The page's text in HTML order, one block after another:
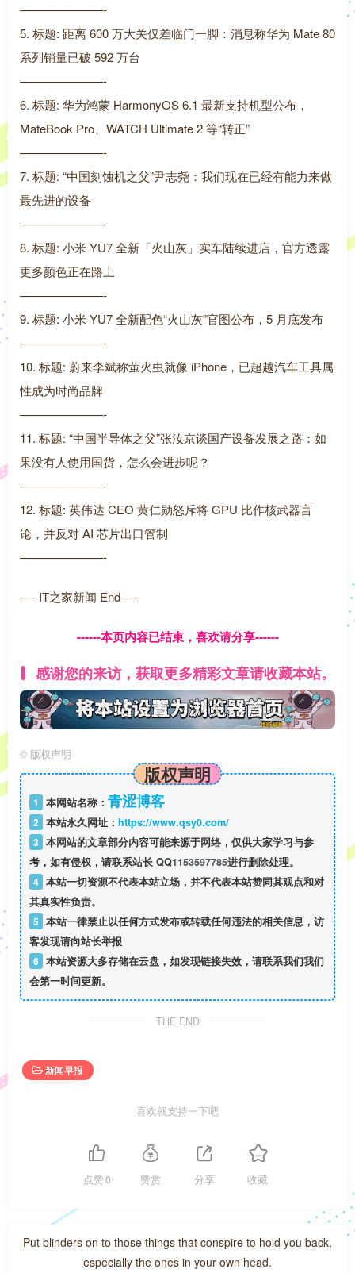
———————-
5. 标题: 距离 600 万大关仅差临门一脚：消息称华为 Mate 80
系列销量已破 592 万台
———————-
6. 标题: 华为鸿蒙 HarmonyOS 6.1 最新支持机型公布，
MateBook Pro、WATCH Ultimate 2 等“转正”
———————-
7. 标题: “中国刻蚀机之父”尹志尧：我们现在已经有能力来做
最先进的设备
———————-
8. 标题: 小米 YU7 全新「火山灰」实车陆续进店，官方透露
更多颜色正在路上
———————-
9. 标题: 小米 YU7 全新配色“火山灰”官图公布，5 月底发布
———————-
10. 标题: 蔚来李斌称萤火虫就像 iPhone，已超越汽车工具属
性成为时尚品牌
———————-
11. 标题: “中国半导体之父”张汝京谈国产设备发展之路：如
果没有人使用国货，怎么会进步呢？
———————-
12. 标题: 英伟达 CEO 黄仁勋怒斥将 GPU 比作核武器言
论，并反对 AI 芯片出口管制
———————-
—- IT之家新闻 End —-
------本页内容已结束，喜欢请分享------
感谢您的来访，获取更多精彩文章请收藏本站。
© 版权声明
版权声明
1 本网站名称： 青涩博客
2 本站永久网址： https://www.qsy0.com/
3 本网站的文章部分内容可能来源于网络，仅供大家学习与参
考，如有侵权，请联系站长 QQ1153597785进行删除处理。
4 本站一切资源不代表本站立场，并不代表本站赞同其观点和对
其真实性负责。
5 本站一律禁止以任何方式发布或转载任何违法的相关信息，访
客发现请向站长举报
6 本站资源大多存储在云盘，如发现链接失效，请联系我们我们
会第一时间更新。
THE END
新闻早报
喜欢就支持一下吧
点赞0 赞赏 分享 收藏
Put blinders on to those things that conspire to hold you back,
especially the ones in your own head.